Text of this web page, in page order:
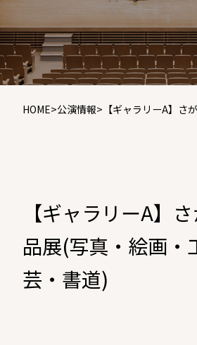
HOME>公演情報> 【ギャラリーA】さ
【ギャラリーA】
品展(写真・絵画・
芸・書道)